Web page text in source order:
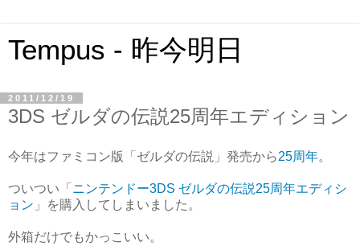
Tempus - 昨今明日
2011/12/19
3DS ゼルダの伝説25周年エディション
今年はファミコン版「ゼルダの伝説」発売から25周年。
ついつい「 ニンテンドー3DS ゼルダの伝説25周年エディシ
ョン 」を購入してしまいました。
外箱だけでもかっこいい。